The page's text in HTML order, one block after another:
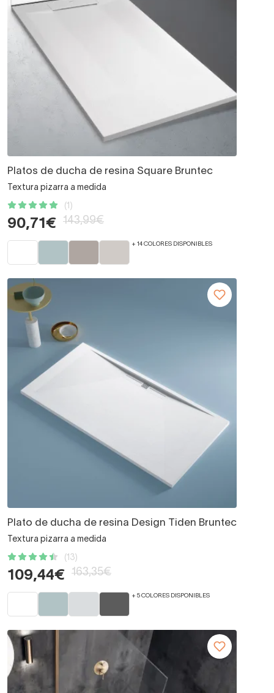
Platos de ducha de resina Square Bruntec
Textura pizarra a medida
(1)
90,71€ 143,99€
+ 14 COLORES DISPONIBLES
Plato de ducha de resina Design Tiden Bruntec
Textura pizarra a medida
(13)
109,44€ 163,35€
+ 5 COLORES DISPONIBLES